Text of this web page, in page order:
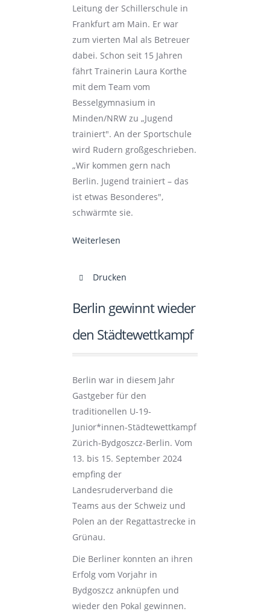
Leitung der Schillerschule in
Frankfurt am Main. Er war
zum vierten Mal als Betreuer
dabei. Schon seit 15 Jahren
fährt Trainerin Laura Korthe
mit dem Team vom
Besselgymnasium in
Minden/NRW zu „Jugend
trainiert". An der Sportschule
wird Rudern großgeschrieben.
„Wir kommen gern nach
Berlin. Jugend trainiert – das
ist etwas Besonderes",
schwärmte sie.
Weiterlesen
Drucken
Berlin gewinnt wieder
den Städtewettkampf
Berlin war in diesem Jahr
Gastgeber für den
traditionellen U-19-
Junior*innen-Städtewettkampf
Zürich-Bydgoszcz-Berlin. Vom
13. bis 15. September 2024
empfing der
Landesruderverband die
Teams aus der Schweiz und
Polen an der Regattastrecke in
Grünau.
Die Berliner konnten an ihren
Erfolg vom Vorjahr in
Bydgoszcz anknüpfen und
wieder den Pokal gewinnen.